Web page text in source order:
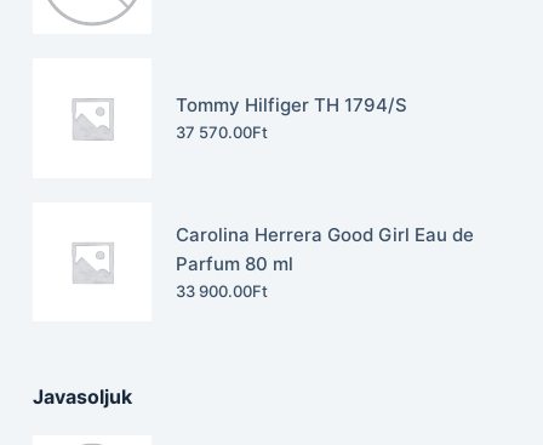
Tommy Hilfiger TH 1794/S
37 570.00Ft
Carolina Herrera Good Girl Eau de
Parfum 80 ml
33 900.00Ft
Javasoljuk